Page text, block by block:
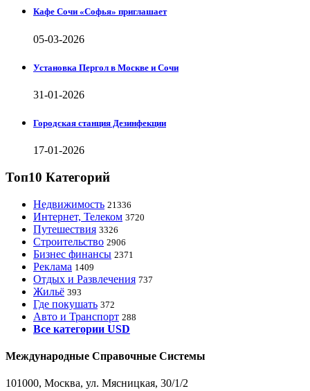
Кафе Сочи «Софья» приглашает
05-03-2026
Установка Пергол в Москве и Сочи
31-01-2026
Городская станция Дезинфекции
17-01-2026
Топ10 Категорий
Недвижимость 21336
Интернет, Телеком 3720
Путешествия 3326
Строительство 2906
Бизнес финансы 2371
Реклама 1409
Отдых и Развлечения 737
Жильё 393
Где покушать 372
Авто и Транспорт 288
Все категории USD
Международные Справочные Системы
101000, Москва, ул. Мясницкая, 30/1/2